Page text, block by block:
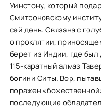
Уинстону, который
Смитсоновскому
сей день. Связана с
о проклятии,
берет из Индии, где
115-каратный алмаз
богини Ситы. Вор,
поражен
последующие